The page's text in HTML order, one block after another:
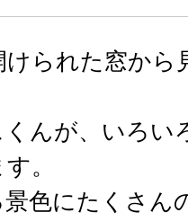
られた窓から
んが、いろい
。
色にたくさん